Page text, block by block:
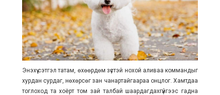
Энэхүү сэтгэл татам, өхөөрдөм зүстэй нохой аливаа коммандыг
хурдан сурдаг, нөхөрсөг зан чанартайгаараа онцлог. Хамтдаа
тоглоход та хоёрт том зай талбай шаардагдахгүйгээс гадна